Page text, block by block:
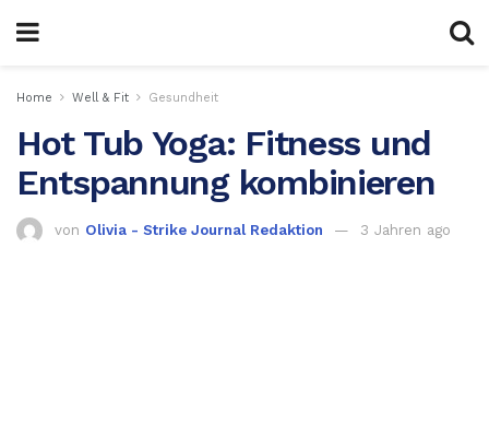
Home Well & Fit Gesundheit
Hot Tub Yoga: Fitness und
Entspannung kombinieren
von Olivia - Strike Journal Redaktion 3 Jahren ago